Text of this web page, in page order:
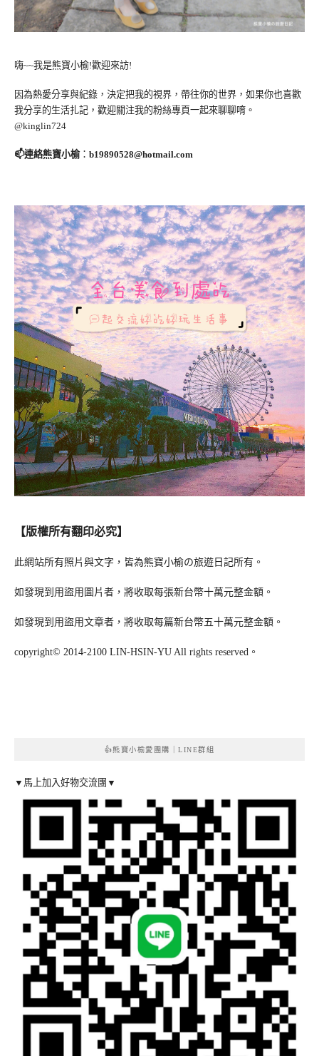
嗨~~我是熊寶小榆!歡迎來訪!
因為熱愛分享與紀錄，決定把我的視界，帶往你的世界，如果你也喜歡
我分享的生活扎記，歡迎關注我的粉絲專頁一起來聊聊唷。
@kinglin724
📫連絡熊寶小榆： b19890528@hotmail.com
【版權所有翻印必究】
此網站所有照片與文字，皆為熊寶小榆の旅遊日記所有。
如發現到用盜用圖片者，將收取每張新台幣十萬元整金額。
如發現到用盜用文章者，將收取每篇新台幣五十萬元整金額。
copyright© 2014-2100 LIN-HSIN-YU All rights reserved。
👍熊寶小榆愛團購｜LINE群組
▼馬上加入好物交流團▼